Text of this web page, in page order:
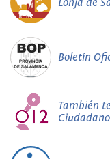
Boletín
También
Ciudadano